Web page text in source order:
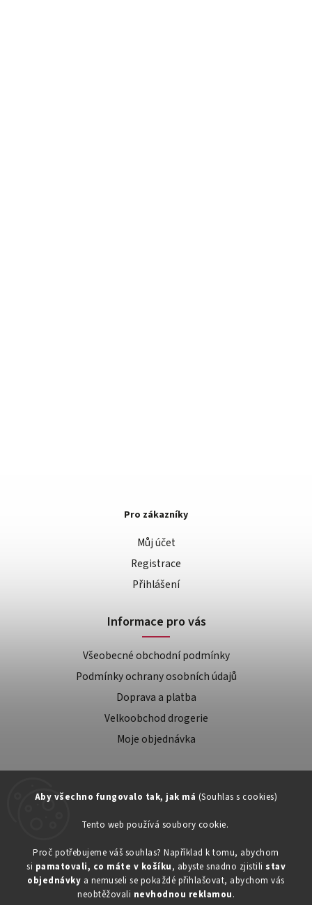
Aby všechno fungovalo tak, jak má (Souhlas s cookies)
Tento web používá soubory cookie.
Proč potřebujeme váš souhlas? Například k tomu, abychom
si pamatovali, co máte v košíku, abyste snadno zjistili stav
objednávky a nemuseli se pokaždé přihlašovat, abychom vás
neobtěžovali nevhodnou reklamou.
734603917
eshop@toner-rl.cz
Pro zákazníky
Můj účet
Registrace
Přihlášení
Informace pro vás
Všeobecné obchodní podmínky
Podmínky ochrany osobních údajů
Doprava a platba
Velkoobchod drogerie
Moje objednávka